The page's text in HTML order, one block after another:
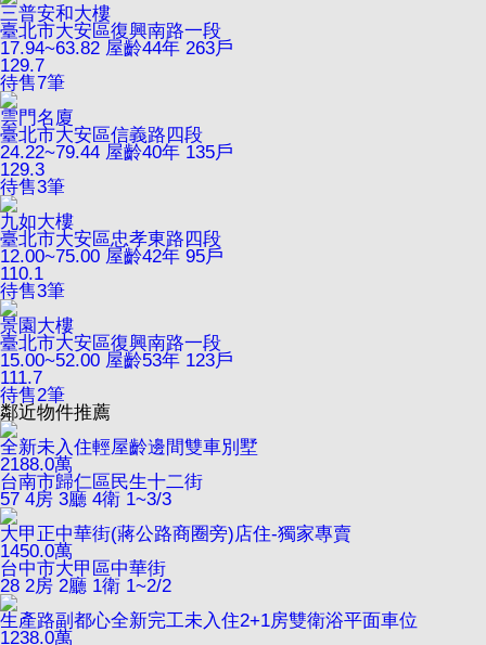
三普安和大樓
臺北市大安區復興南路一段
17.94~63.82 屋齡44年 263戶
129.7
待售7筆
雲門名廈
臺北市大安區信義路四段
24.22~79.44 屋齡40年 135戶
129.3
待售3筆
九如大樓
臺北市大安區忠孝東路四段
12.00~75.00 屋齡42年 95戶
110.1
待售3筆
景園大樓
臺北市大安區復興南路一段
15.00~52.00 屋齡53年 123戶
111.7
待售2筆
鄰近物件推薦
全新未入住輕屋齡邊間雙車別墅
2188.0萬
台南市歸仁區民生十二街
57 4房 3廳 4衛 1~3/3
大甲正中華街(蔣公路商圈旁)店住-獨家專賣
1450.0萬
台中市大甲區中華街
28 2房 2廳 1衛 1~2/2
生產路副都心全新完工未入住2+1房雙衛浴平面車位
1238.0萬